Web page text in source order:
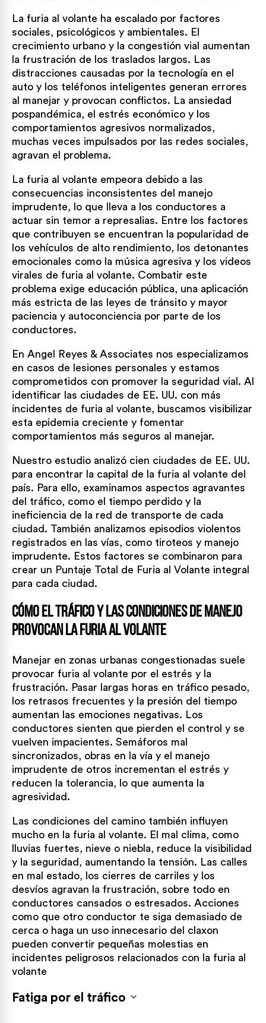
La furia al volante ha escalado por factores
sociales, psicológicos y ambientales. El
crecimiento urbano y la congestión vial aumentan
la frustración de los traslados largos. Las
distracciones causadas por la tecnología en el
auto y los teléfonos inteligentes generan errores
al manejar y provocan conflictos. La ansiedad
pospandémica, el estrés económico y los
comportamientos agresivos normalizados,
muchas veces impulsados por las redes sociales,
agravan el problema.
La furia al volante empeora debido a las
consecuencias inconsistentes del manejo
imprudente, lo que lleva a los conductores a
actuar sin temor a represalias. Entre los factores
que contribuyen se encuentran la popularidad de
los vehículos de alto rendimiento, los detonantes
emocionales como la música agresiva y los videos
virales de furia al volante. Combatir este
problema exige educación pública, una aplicación
más estricta de las leyes de tránsito y mayor
paciencia y autoconciencia por parte de los
conductores.
En Angel Reyes & Associates nos especializamos
en casos de lesiones personales y estamos
comprometidos con promover la seguridad vial. Al
identificar las ciudades de EE. UU. con más
incidentes de furia al volante, buscamos visibilizar
esta epidemia creciente y fomentar
comportamientos más seguros al manejar.
Nuestro estudio analizó cien ciudades de EE. UU.
para encontrar la capital de la furia al volante del
país. Para ello, examinamos aspectos agravantes
del tráfico, como el tiempo perdido y la
ineficiencia de la red de transporte de cada
ciudad. También analizamos episodios violentos
registrados en las vías, como tiroteos y manejo
imprudente. Estos factores se combinaron para
crear un Puntaje Total de Furia al Volante integral
para cada ciudad.
Cómo el tráfico y las condiciones de manejo
provocan la furia al volante
Manejar en zonas urbanas congestionadas suele
provocar furia al volante por el estrés y la
frustración. Pasar largas horas en tráfico pesado,
los retrasos frecuentes y la presión del tiempo
aumentan las emociones negativas. Los
conductores sienten que pierden el control y se
vuelven impacientes. Semáforos mal
sincronizados, obras en la vía y el manejo
imprudente de otros incrementan el estrés y
reducen la tolerancia, lo que aumenta la
agresividad.
Las condiciones del camino también influyen
mucho en la furia al volante. El mal clima, como
lluvias fuertes, nieve o niebla, reduce la visibilidad
y la seguridad, aumentando la tensión. Las calles
en mal estado, los cierres de carriles y los
desvíos agravan la frustración, sobre todo en
conductores cansados o estresados. Acciones
como que otro conductor te siga demasiado de
cerca o haga un uso innecesario del claxon
pueden convertir pequeñas molestias en
incidentes peligrosos relacionados con la furia al
volante
Fatiga por el tráfico